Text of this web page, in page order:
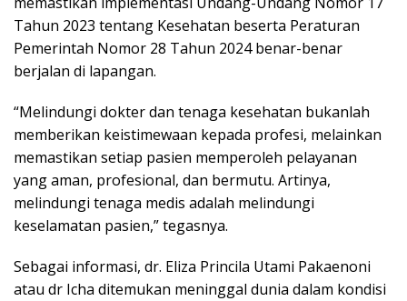
Tahun 2023 tentang Kesehatan beserta Peraturan
Pemerintah Nomor 28 Tahun 2024 benar-benar
berjalan di lapangan.
“Melindungi dokter dan tenaga kesehatan bukanlah
memberikan keistimewaan kepada profesi, melainkan
memastikan setiap pasien memperoleh pelayanan
yang aman, profesional, dan bermutu. Artinya,
melindungi tenaga medis adalah melindungi
keselamatan pasien,” tegasnya.
Sebagai informasi, dr. Eliza Princila Utami Pakaenoni
atau dr Icha ditemukan meninggal dunia dalam kondisi